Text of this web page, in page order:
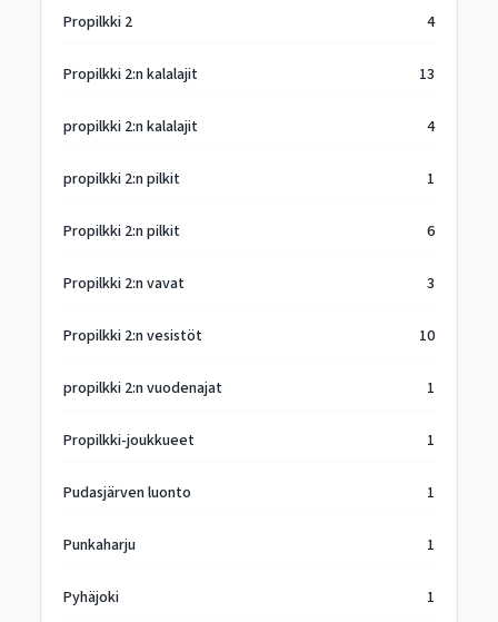
Propilkki 2 4
Propilkki 2:n kalalajit 13
propilkki 2:n kalalajit 4
propilkki 2:n pilkit 1
Propilkki 2:n pilkit 6
Propilkki 2:n vavat 3
Propilkki 2:n vesistöt 10
propilkki 2:n vuodenajat 1
Propilkki-joukkueet 1
Pudasjärven luonto 1
Punkaharju 1
Pyhäjoki 1